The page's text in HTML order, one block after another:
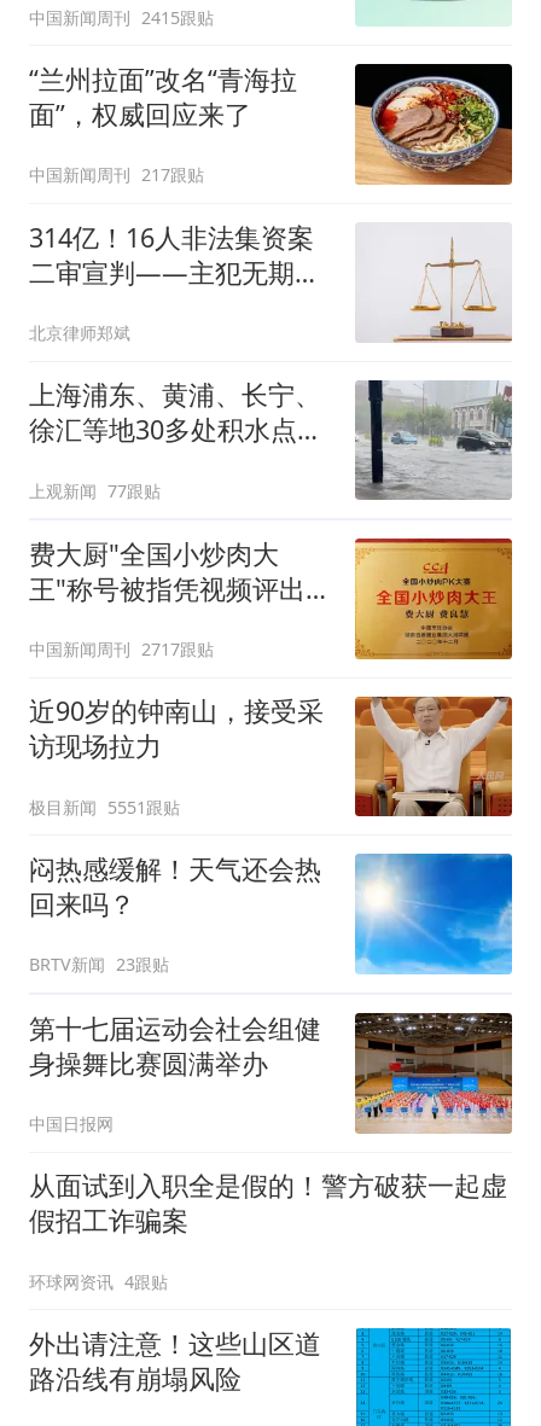
中国新闻周刊 2415跟贴
“兰州拉面”改名“青海拉
面”，权威回应来了
中国新闻周刊 217跟贴
314亿！16人非法集资案
二审宣判——主犯无期，
区分？
北京律师郑斌
上海浦东、黄浦、长宁、
徐汇等地30多处积水点正
上观新闻 77跟贴
费大厨"全国小炒肉大
王"称号被指凭视频评出
中国新闻周刊 2717跟贴
近90岁的钟南山，接受采
访现场拉力
极目新闻 5551跟贴
闷热感缓解！天气还会热
回来吗？
BRTV新闻 23跟贴
第十七届运动会社会组健
身操舞比赛圆满举办
中国日报网
从面试到入职全是假的！警方破获一起虚
假招工诈骗案
环球网资讯 4跟贴
外出请注意！这些山区道
路沿线有崩塌风险